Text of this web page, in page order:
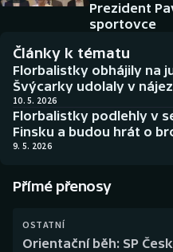
Baseball a softbal
Basketbal
Biatlon
Boby a skeleton
Dostihy
Soutěže
Historické návraty
Aplikace ČT sport
AZ kvíz
Prezident
sportovce
Články k tématu
Florbalistky obhájily na
Švýcarky udolaly v
10. 5. 2026
Florbalistky podlehly v
Finsku a budou hrát o
9. 5. 2026
Přímé přenosy
OSTATNÍ
Orientační běh: SP